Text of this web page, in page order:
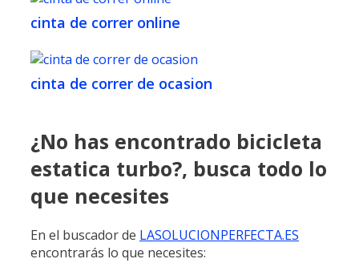
cinta de correr online
cinta de correr de ocasion
¿No has encontrado bicicleta
estatica turbo?, busca todo lo
que necesites
En el buscador de LASOLUCIONPERFECTA.ES
encontrarás lo que necesites: